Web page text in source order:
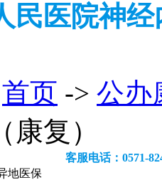
民医院神经
首页 -> 公办
复）
客服电话：0571-
地医保